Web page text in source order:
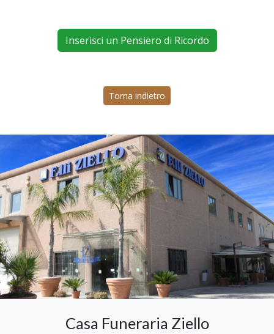
Inserisci un Pensiero di Ricordo
Torna indietro
Casa Funeraria Ziello